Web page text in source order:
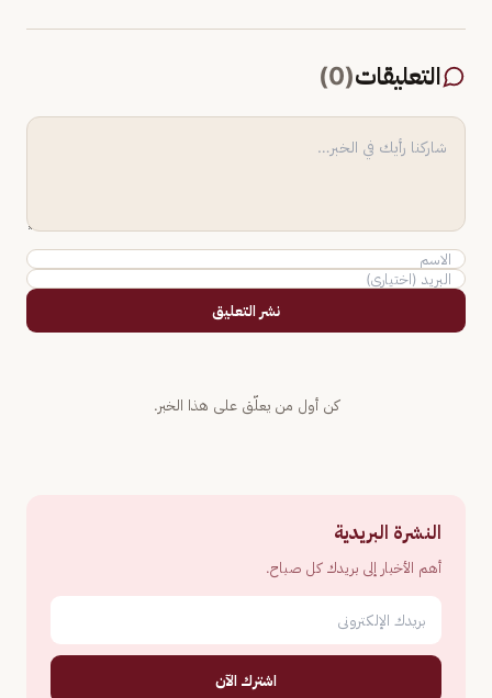
التعليقات(
0
)
نشر التعليق
كن أول من يعلّق على هذا الخبر.
النشرة البريدية
أهم الأخبار إلى بريدك كل صباح.
اشترك الآن